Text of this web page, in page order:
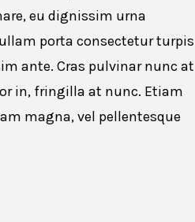
eu dignissim urna
porta consectetur turpis
ante. Cras pulvinar nunc at
in, fringilla at nunc. Etiam
magna, vel pellentesque